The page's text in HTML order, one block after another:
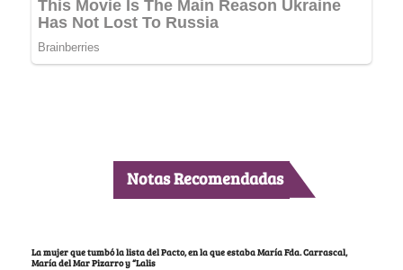
Notas Recomendadas
La mujer que tumbó la lista del Pacto, en la que estaba María Fda. Carrascal,
María del Mar Pizarro y “Lalis